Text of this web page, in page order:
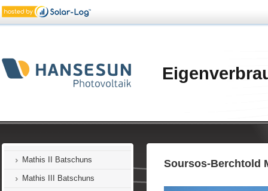
Korbel Batschuns
Linseder Batschuns
Marte-Lins Batschuns
Mathis I Batschuns
Mathis II Batschuns
Mathis III Batschuns
Soursos-Berchtold